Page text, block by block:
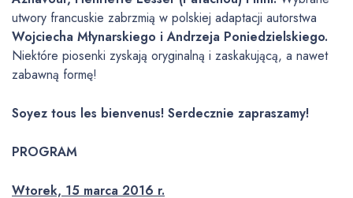
o
w
y
c
utwory francuskie zabrzmią w polskiej adaptacji autorstwa
Wojciecha Młynarskiego i Andrzeja Poniedzielskiego.
Niektóre piosenki zyskają oryginalną i zaskakującą, a nawet
zabawną formę!
Soyez tous les bienvenus! Serdecznie zapraszamy!
PROGRAM
Wtorek, 15 marca 2016 r.